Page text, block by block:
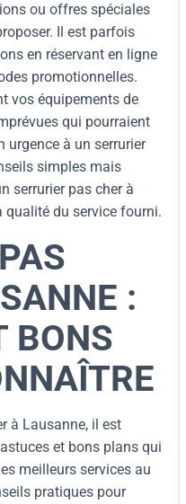
ou offres spéciales
Il est parfois
en réservant en ligne
promotionnelles.
vos équipements de
qui pourraient
urgence à un serrurier
simples mais
serrurier pas cher à
du service fourni.
:
BONS
à Lausanne, il est
et bons plans qui
meilleurs services au
pratiques pour